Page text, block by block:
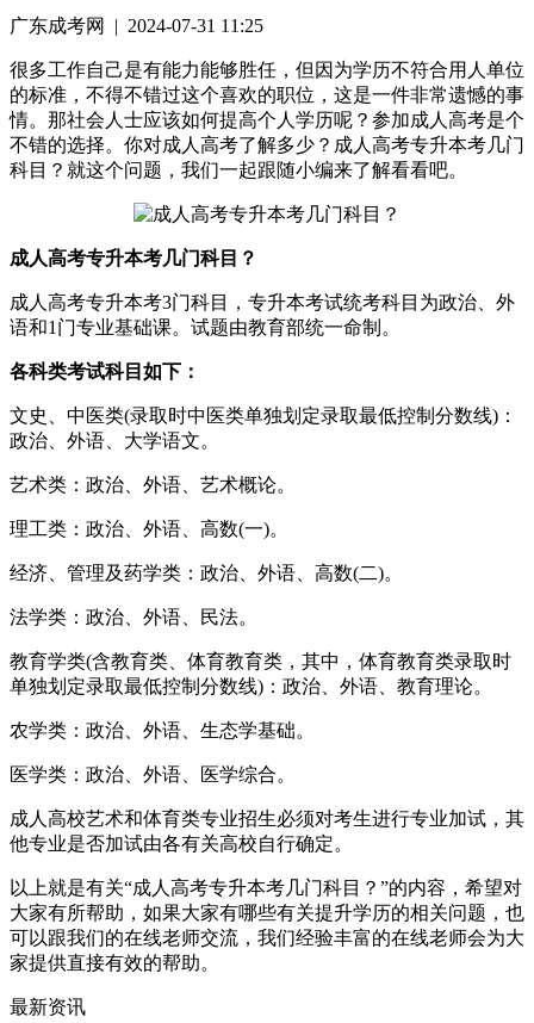
广东成考网 | 2024-07-31 11:25
很多工作自己是有能力能够胜任，但因为学历不符合用人单位
的标准，不得不错过这个喜欢的职位，这是一件非常遗憾的事
情。那社会人士应该如何提高个人学历呢？参加成人高考是个
不错的选择。你对成人高考了解多少？成人高考专升本考几门
科目？就这个问题，我们一起跟随小编来了解看看吧。
成人高考专升本考几门科目？
成人高考专升本考3门科目，专升本考试统考科目为政治、外
语和1门专业基础课。试题由教育部统一命制。
各科类考试科目如下：
文史、中医类(录取时中医类单独划定录取最低控制分数线)：
政治、外语、大学语文。
艺术类：政治、外语、艺术概论。
理工类：政治、外语、高数(一)。
经济、管理及药学类：政治、外语、高数(二)。
法学类：政治、外语、民法。
教育学类(含教育类、体育教育类，其中，体育教育类录取时
单独划定录取最低控制分数线)：政治、外语、教育理论。
农学类：政治、外语、生态学基础。
医学类：政治、外语、医学综合。
成人高校艺术和体育类专业招生必须对考生进行专业加试，其
他专业是否加试由各有关高校自行确定。
以上就是有关“成人高考专升本考几门科目？”的内容，希望对
大家有所帮助，如果大家有哪些有关提升学历的相关问题，也
可以跟我们的在线老师交流，我们经验丰富的在线老师会为大
家提供直接有效的帮助。
最新资讯